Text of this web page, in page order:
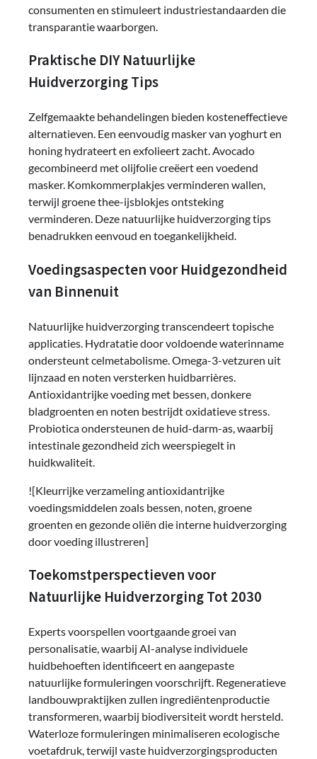
consumenten en stimuleert industriestandaarden die
transparantie waarborgen.
Praktische DIY Natuurlijke
Huidverzorging Tips
Zelfgemaakte behandelingen bieden kosteneffectieve
alternatieven. Een eenvoudig masker van yoghurt en
honing hydrateert en exfolieert zacht. Avocado
gecombineerd met olijfolie creëert een voedend
masker. Komkommerplakjes verminderen wallen,
terwijl groene thee-ijsblokjes ontsteking
verminderen. Deze natuurlijke huidverzorging tips
benadrukken eenvoud en toegankelijkheid.
Voedingsaspecten voor Huidgezondheid
van Binnenuit
Natuurlijke huidverzorging transcendeert topische
applicaties. Hydratatie door voldoende waterinname
ondersteunt celmetabolisme. Omega-3-vetzuren uit
lijnzaad en noten versterken huidbarrières.
Antioxidantrijke voeding met bessen, donkere
bladgroenten en noten bestrijdt oxidatieve stress.
Probiotica ondersteunen de huid-darm-as, waarbij
intestinale gezondheid zich weerspiegelt in
huidkwaliteit.
![Kleurrijke verzameling antioxidantrijke
voedingsmiddelen zoals bessen, noten, groene
groenten en gezonde oliën die interne huidverzorging
door voeding illustreren]
Toekomstperspectieven voor
Natuurlijke Huidverzorging Tot 2030
Experts voorspellen voortgaande groei van
personalisatie, waarbij AI-analyse individuele
huidbehoeften identificeert en aangepaste
natuurlijke formuleringen voorschrijft. Regeneratieve
landbouwpraktijken zullen ingrediëntenproductie
transformeren, waarbij biodiversiteit wordt hersteld.
Waterloze formuleringen minimaliseren ecologische
voetafdruk, terwijl vaste huidverzorgingsproducten